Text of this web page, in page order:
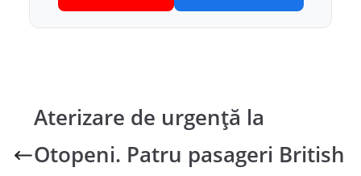
Aterizare de urgență la
Otopeni. Patru pasageri British